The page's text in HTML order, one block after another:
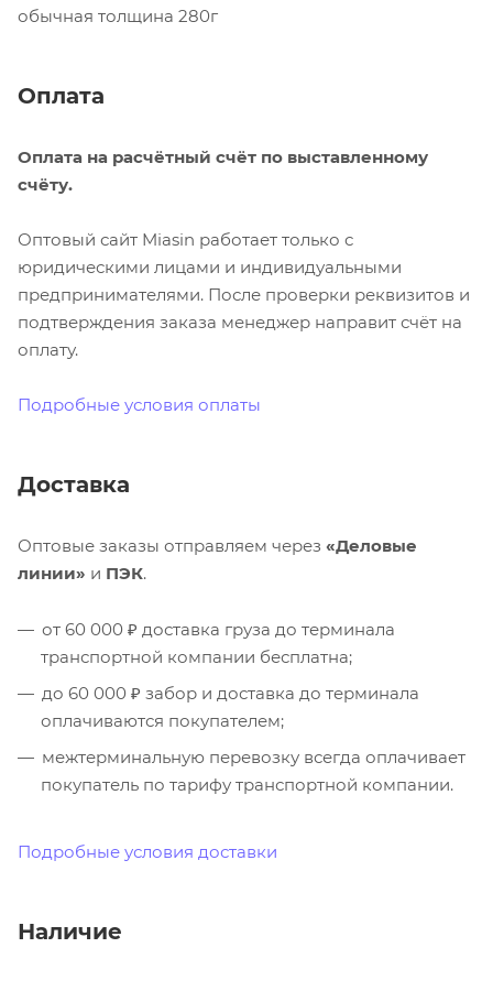
обычная толщина 280г
Оплата
Оплата на расчётный счёт по выставленному
счёту.
Оптовый сайт Miasin работает только с
юридическими лицами и индивидуальными
предпринимателями. После проверки реквизитов и
подтверждения заказа менеджер направит счёт на
оплату.
Подробные условия оплаты
Доставка
Оптовые заказы отправляем через «Деловые
линии» и ПЭК.
от 60 000 ₽ доставка груза до терминала
транспортной компании бесплатна;
до 60 000 ₽ забор и доставка до терминала
оплачиваются покупателем;
межтерминальную перевозку всегда оплачивает
покупатель по тарифу транспортной компании.
Подробные условия доставки
Наличие